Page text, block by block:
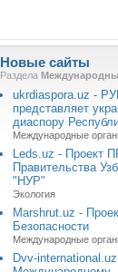
Новые сайты
Раздела
ukrdiaspora.uz -
представляет
диаспору
Международные
Leds.uz - Проект
Правительства
"НУР"
Экология
Marshrut.uz -
Безопасности
Международные
Dvv-